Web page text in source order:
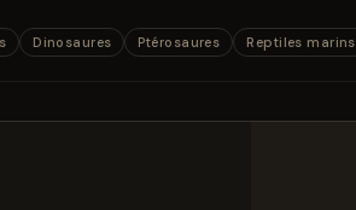
Dinosaures Ptérosaures Reptiles marins